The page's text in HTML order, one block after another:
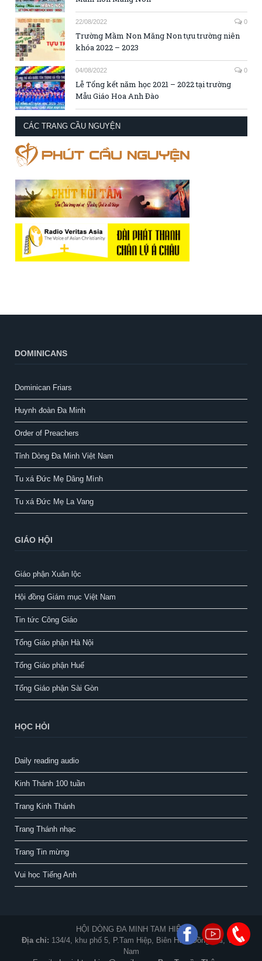
22/08/2022 0
Trường Mầm Non Măng Non tựu trường niên
khóa 2022 – 2023
04/08/2022 0
Lễ Tổng kết năm học 2021 – 2022 tại trường
Mẫu Giáo Hoa Anh Đào
CÁC TRANG CẦU NGUYỆN
DOMINICANS
Dominican Friars
Huynh đoàn Đa Minh
Order of Preachers
Tỉnh Dòng Đa Minh Việt Nam
Tu xá Đức Mẹ Dâng Mình
Tu xá Đức Mẹ La Vang
GIÁO HỘI
Giáo phận Xuân lộc
Hội đồng Giám mục Việt Nam
Tin tức Công Giáo
Tổng Giáo phận Hà Nội
Tổng Giáo phận Huế
Tổng Giáo phận Sài Gòn
HỌC HỎI
Daily reading audio
Kinh Thánh 100 tuần
Trang Kinh Thánh
Trang Thánh nhạc
Trang Tin mừng
Vui học Tiếng Anh
HỘI DÒNG ĐA MINH TAM HIỆP
Địa chỉ: 134/4, khu phố 5, P.Tam Hiệp, Biên Hòa, Đồng Nai, Việt
Nam